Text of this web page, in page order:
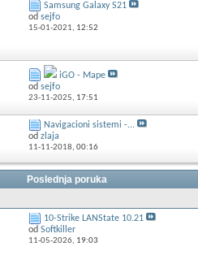
Samsung Galaxy S21
od sejfo
15-01-2021, 12:52
iGO - Mape
od sejfo
23-11-2025, 17:51
Navigacioni sistemi -...
od zlaja
11-11-2018, 00:16
Poslednja poruka
10-Strike LANState 10.21
od Softkiller
11-05-2026, 19:03